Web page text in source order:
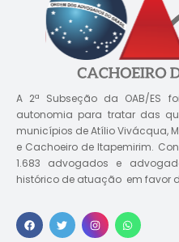
A 2ª Subseção da OAB/ES
autonomia para tratar das
municípios de Atílio Vivácqua,
e Cachoeiro de Itapemirim.
1.683 advogados e
histórico de atuação em favor